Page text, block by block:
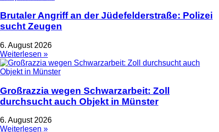
Brutaler Angriff an der Jüdefelderstraße: Polizei
sucht Zeugen
6. August 2026
Weiterlesen »
Großrazzia wegen Schwarzarbeit: Zoll
durchsucht auch Objekt in Münster
6. August 2026
Weiterlesen »